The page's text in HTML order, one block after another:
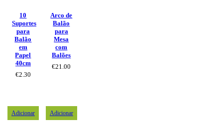
10
Suportes
para
Balão
em
Papel
40cm
€2.30
Arco de
Balão
para
Mesa
com
Balões
€21.00
Adicionar Adicionar